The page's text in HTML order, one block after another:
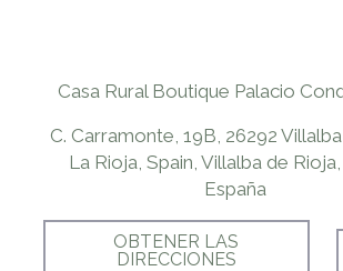
Casa Rural Boutique Palacio
C. Carramonte, 19B, 26292
La Rioja, Spain, Villalba de
España
OBTENER LAS
DIRECCIONES